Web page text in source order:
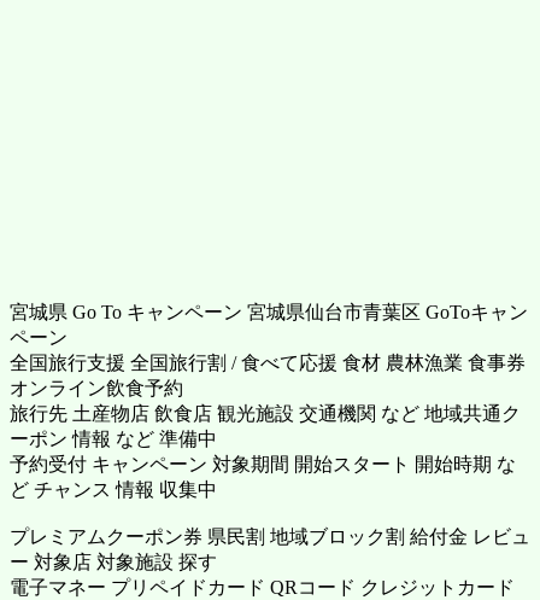
宮城県 Go To キャンペーン 宮城県仙台市青葉区 GoToキャン
ペーン
全国旅行支援 全国旅行割 / 食べて応援 食材 農林漁業 食事券
オンライン飲食予約
旅行先 土産物店 飲食店 観光施設 交通機関 など 地域共通ク
ーポン 情報 など 準備中
予約受付 キャンペーン 対象期間 開始スタート 開始時期 な
ど チャンス 情報 収集中
プレミアムクーポン券 県民割 地域ブロック割 給付金 レビュ
ー 対象店 対象施設 探す
電子マネー プリペイドカード QRコード クレジットカード